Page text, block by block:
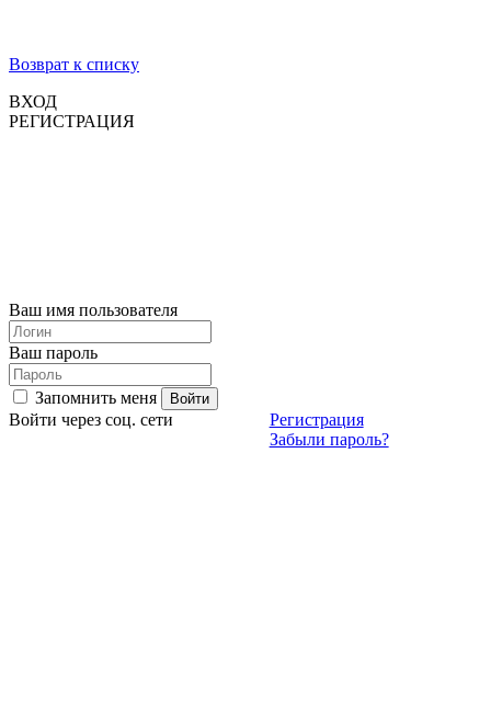
Возврат к списку
ВХОД
РЕГИСТРАЦИЯ
Ваш имя пользователя
Ваш пароль
Запомнить меня
Регистрация
Забыли пароль?
Войти через соц. сети